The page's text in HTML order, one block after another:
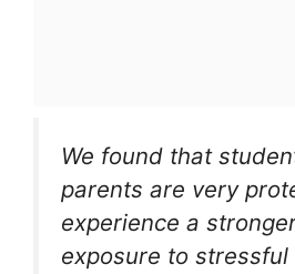
We found that
parents are very
experience a
exposure to